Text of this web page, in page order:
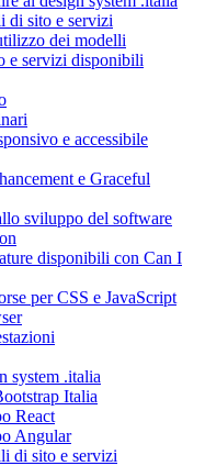
di sito e servizi
dei modelli
e servizi disponibili
e accessibile
e Graceful
sviluppo del software
disponibili con Can I
per CSS e JavaScript
system .italia
Italia
React
Angular
di sito e servizi